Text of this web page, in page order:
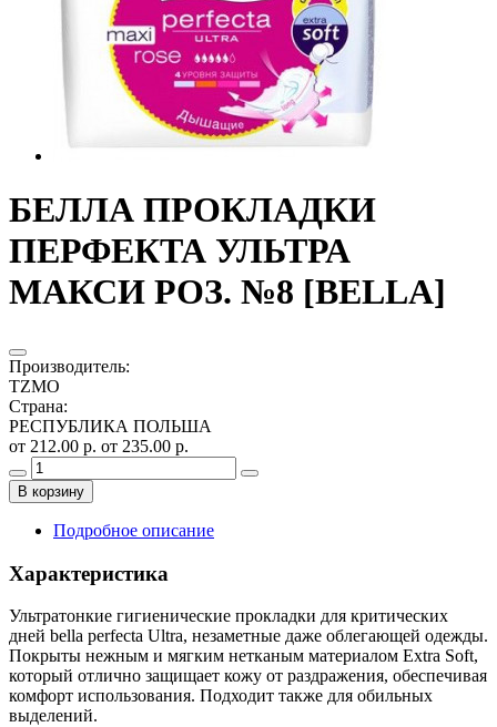
БЕЛЛА ПРОКЛАДКИ
ПЕРФЕКТА УЛЬТРА
МАКСИ РОЗ. №8 [BELLA]
Производитель:
TZMO
Страна:
РЕСПУБЛИКА ПОЛЬША
от 212.00 р. от 235.00 р.
В корзину
Подробное описание
Характеристика
Ультратонкие гигиенические прокладки для критических
дней bella perfecta Ultra, незаметные даже облегающей одежды.
Покрыты нежным и мягким нетканым материалом Extra Soft,
который отлично защищает кожу от раздражения, обеспечивая
комфорт использования. Подходит также для обильных
выделений.